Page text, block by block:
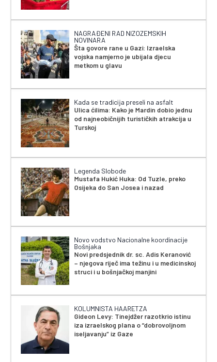
NAGRAĐENI RAD NIZOZEMSKIH
NOVINARA
Šta govore rane u Gazi: Izraelska
vojska namjerno je ubijala djecu
metkom u glavu
Kada se tradicija preseli na asfalt
Ulica ćilima: Kako je Mardin dobio jednu
od najneobičnijih turističkih atrakcija u
Turskoj
Legenda Slobode
Mustafa Hukić Huka: Od Tuzle, preko
Osijeka do San Josea i nazad
Novo vodstvo Nacionalne koordinacije
Bošnjaka
Novi predsjednik dr. sc. Adis Keranović
– njegova riječ ima težinu i u medicinskoj
struci i u bošnjačkoj manjini
KOLUMNISTA HAARETZA
Gideon Levy: Tinejdžer razotkrio istinu
iza izraelskog plana o “dobrovoljnom
iseljavanju” iz Gaze